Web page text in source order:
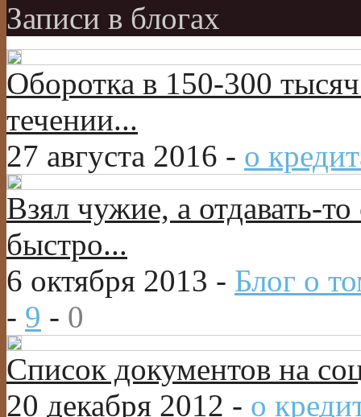
Записи в блогах
Оборотка в 150-300
течении...
27 августа 2016 - о
Взял чужие, а отдавать-
быстро...
6 октября 2013 - Блог о
- 9 - 0
Список документов на
20 декабря 2012 - о